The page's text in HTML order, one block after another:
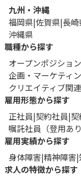
九州・沖縄
福岡県 佐賀県 長崎
沖縄県
職種から探す
オープンポジショ
企画・マーケティ
クリエイティブ関連
雇用形態から探す
正社員 契約社員 契
嘱託社員（登用あり
雇用実績から探す
身体障害 精神障害
求人の特徴から探す